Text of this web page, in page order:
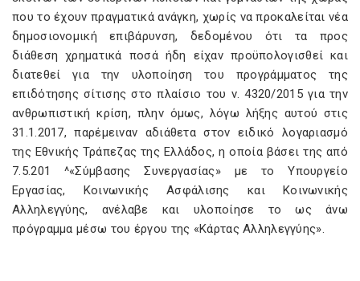
που το έχουν πραγματικά ανάγκη, χωρίς να προκαλείται νέα
δημοσιονομική επιβάρυνση, δεδομένου ότι τα προς
διάθεση χρηματικά ποσά ήδη είχαν προϋπολογισθεί και
διατεθεί για την υλοποίηση του προγράμματος της
επιδότησης σίτισης στο πλαίσιο του ν. 4320/2015 για την
ανθρωπιστική κρίση, πλην όμως, λόγω λήξης αυτού στις
31.1.2017, παρέμειναν αδιάθετα στον ειδικό λογαριασμό
της Εθνικής Τράπεζας της Ελλάδος, η οποία βάσει της από
7.5.201 ^«Σύμβασης Συνεργασίας» με το Υπουργείο
Εργασίας, Κοινωνικής Ασφάλισης και Κοινωνικής
Αλληλεγγύης, ανέλαβε και υλοποίησε το ως άνω
πρόγραμμα μέσω του έργου της «Κάρτας Αλληλεγγύης».